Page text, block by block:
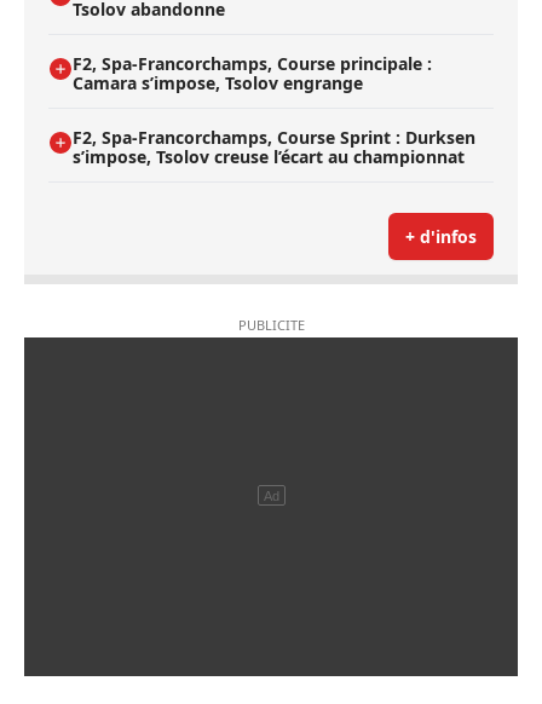
Tsolov abandonne
F2, Spa-Francorchamps, Course principale :
Camara s’impose, Tsolov engrange
F2, Spa-Francorchamps, Course Sprint : Durksen
s’impose, Tsolov creuse l’écart au championnat
+ d'infos